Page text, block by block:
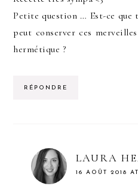
Petite question … Est-ce que
peut conserver ces
hermétique ?
RÉPONDRE
LAURA
16 AOÛT 2018